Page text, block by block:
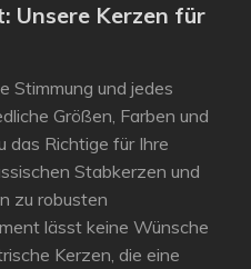
Unsere Kerzen für
Stimmung und jedes
Größen, Farben und
das Richtige für Ihre
Stabkerzen und
zu robusten
lässt keine Wünsche
Kerzen, die eine